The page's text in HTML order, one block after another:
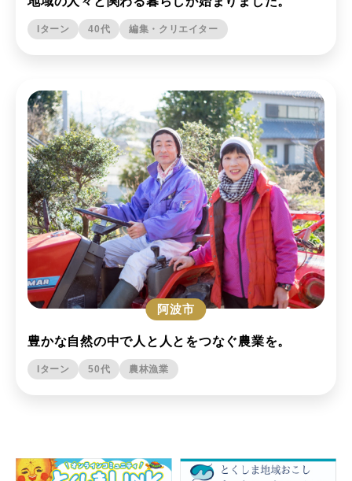
Iターン 40代 編集・クリエイター
阿波市
豊かな自然の中で人と人とをつなぐ農業を。
Iターン 50代 農林漁業